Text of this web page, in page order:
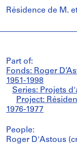
Résidence de M.
Part of:
Fonds: Roger
1951-1998
Series: Projets
Project:
1976-1977
People:
Roger D'Astous